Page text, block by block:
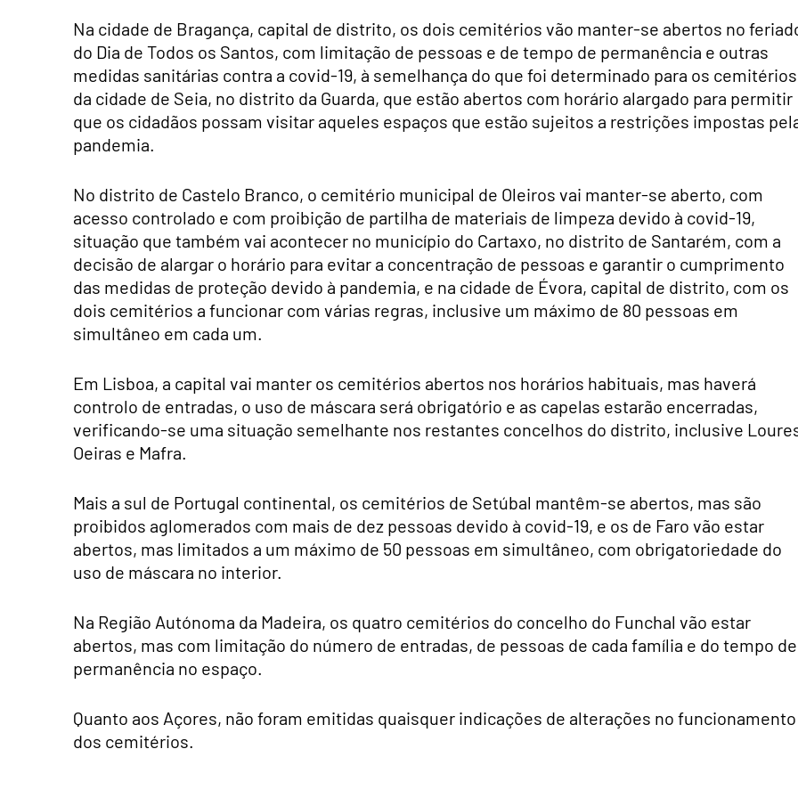
Na cidade de Bragança, capital de distrito, os dois cemitérios vão manter-se abertos no
do Dia de Todos os Santos, com limitação de pessoas e de tempo de permanência e outras
medidas sanitárias contra a covid-19, à semelhança do que foi determinado para os cemitérios
da cidade de Seia, no distrito da Guarda, que estão abertos com horário alargado para permitir
que os cidadãos possam visitar aqueles espaços que estão sujeitos a restrições impostas
pandemia.
No distrito de Castelo Branco, o cemitério municipal de Oleiros vai manter-se aberto, com
acesso controlado e com proibição de partilha de materiais de limpeza devido à covid-19,
situação que também vai acontecer no município do Cartaxo, no distrito de Santarém, com a
decisão de alargar o horário para evitar a concentração de pessoas e garantir o cumprimento
das medidas de proteção devido à pandemia, e na cidade de Évora, capital de distrito, com os
dois cemitérios a funcionar com várias regras, inclusive um máximo de 80 pessoas em
simultâneo em cada um.
Em Lisboa, a capital vai manter os cemitérios abertos nos horários habituais, mas haverá
controlo de entradas, o uso de máscara será obrigatório e as capelas estarão encerradas,
verificando-se uma situação semelhante nos restantes concelhos do distrito, inclusive
Oeiras e Mafra.
Mais a sul de Portugal continental, os cemitérios de Setúbal mantêm-se abertos, mas são
proibidos aglomerados com mais de dez pessoas devido à covid-19, e os de Faro vão estar
abertos, mas limitados a um máximo de 50 pessoas em simultâneo, com obrigatoriedade do
uso de máscara no interior.
Na Região Autónoma da Madeira, os quatro cemitérios do concelho do Funchal vão estar
abertos, mas com limitação do número de entradas, de pessoas de cada família e do tempo de
permanência no espaço.
Quanto aos Açores, não foram emitidas quaisquer indicações de alterações no funcionamento
dos cemitérios.